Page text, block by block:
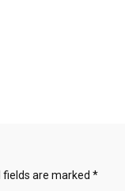
fields are marked *